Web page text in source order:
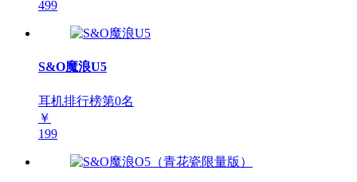
499
S&O魔浪U5
耳机排行榜第0名
￥
199